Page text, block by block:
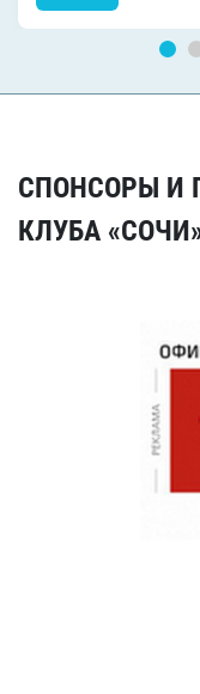
СПОНСОРЫ И
КЛУБА